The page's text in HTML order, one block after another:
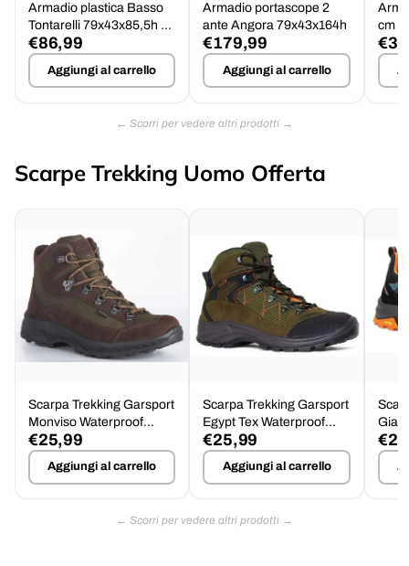
Armadio plastica Basso
Tontarelli 79x43x85,5h 1
Ripiano Largo
€86,99
Aggiungi al carrello
Armadio portascope 2
ante Angora 79x43x164h
€179,99
Aggiungi al carrello
cm
Scarpe Trekking Uomo Offerta
Scarpa Trekking Garsport
Monviso Waterproof
Suola Barwa Tg.46
€25,99
Aggiungi al carrello
Scarpa Trekking Garsport
Egypt Tex Waterproof
Tg.46 - Offerta
€25,99
Aggiungi al carrello
Giau